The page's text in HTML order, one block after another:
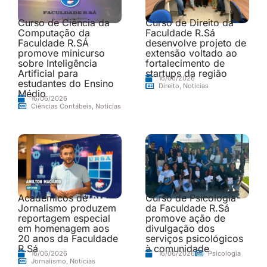
Curso de Ciência da
Computação da
Faculdade R.SÁ
promove minicurso
sobre Inteligência
Artificial para
estudantes do Ensino
Médio16/06/2026
Ciências Contábeis Notícias
Curso de Direito da
Faculdade R.Sá
desenvolve projeto de
extensão voltado ao
fortalecimento de
startups da região
16/06/2026
Direito Notícias
Acadêmicos de
Jornalismo produzem
reportagem especial
em homenagem aos
20 anos da Faculdade
R.Sá16/06/2026
Jornalismo, Notícias
Curso de Psicologia
da Faculdade R.Sá
promove ação de
divulgação dos
serviços psicológicos
à comunidade
16/06/2026 Psicologia